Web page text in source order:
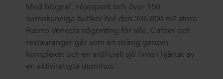
Med biograf, nöjespark och över 150
namnkunniga butiker har den 206.000 m2 stora
Puerto Venecia någonting för alla. Caféer och
restauranger går som en sträng genom
komplexet och en artificiell sjö finns i hjärtat av
en aktivitetsyta utomhus.